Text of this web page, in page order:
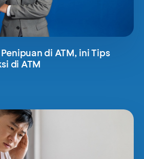
di ATM, ini Tips
di ATM